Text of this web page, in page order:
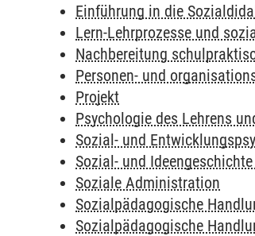
Einführung in die
Lern-Lehrprozesse und
Nachbereitung
Personen- und
Projekt
Psychologie des Lehrens
Sozial- und
Sozial- und
Soziale Administration
Sozialpädagogische
Sozialpädagogische